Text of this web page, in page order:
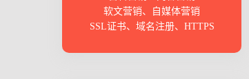
软文营销、自媒体营销
SSL证书、域名注册、HTTPS